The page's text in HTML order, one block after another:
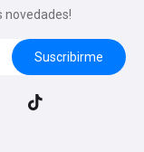
novedades!
Suscribirme
